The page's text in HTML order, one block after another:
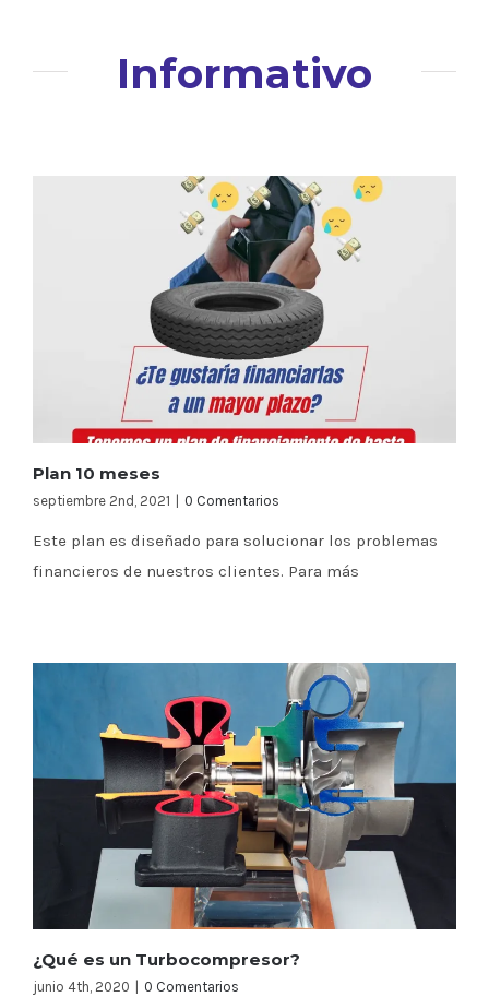
Informativo
Plan 10 meses
septiembre 2nd, 2021 0 Comentarios
Este plan es diseñado para solucionar los problemas
financieros de nuestros clientes. Para más
¿Qué es un Turbocompresor?
junio 4th, 2020 0 Comentarios